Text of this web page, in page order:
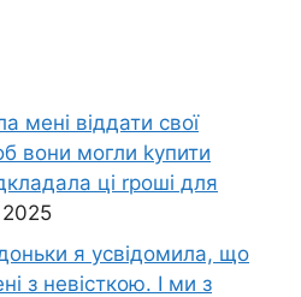
мені віддати свої
вони могли kупити
ці rроші для
доньки я усвідомила, що
з невісткою. І ми з